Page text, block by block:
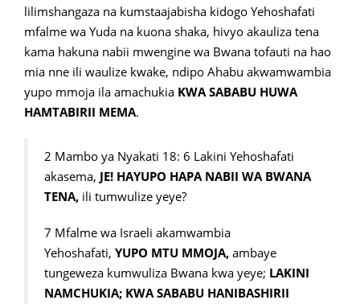
lilimshangaza na kumstaajabisha kidogo Yehoshafati
mfalme wa Yuda na kuona shaka, hivyo akauliza tena
kama hakuna nabii mwengine wa Bwana tofauti na hao
mia nne ili waulize kwake, ndipo Ahabu akwamwambia
yupo mmoja ila amachukia KWA SABABU HUWA
HAMTABIRII MEMA.
2 Mambo ya Nyakati 18: 6 Lakini Yehoshafati
akasema, JE! HAYUPO HAPA NABII WA BWANA
TENA, ili tumwulize yeye?
7 Mfalme wa Israeli akamwambia
Yehoshafati, YUPO MTU MMOJA, ambaye
tungeweza kumwuliza Bwana kwa yeye; LAKINI
NAMCHUKIA; KWA SABABU HANIBASHIRII